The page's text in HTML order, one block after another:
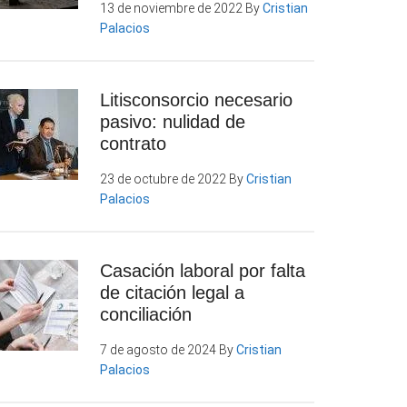
13 de noviembre de 2022 ByCristian
Palacios
Litisconsorcio necesario
pasivo: nulidad de
contrato
23 de octubre de 2022 ByCristian
Palacios
Casación laboral por falta
de citación legal a
conciliación
7 de agosto de 2024 ByCristian
Palacios